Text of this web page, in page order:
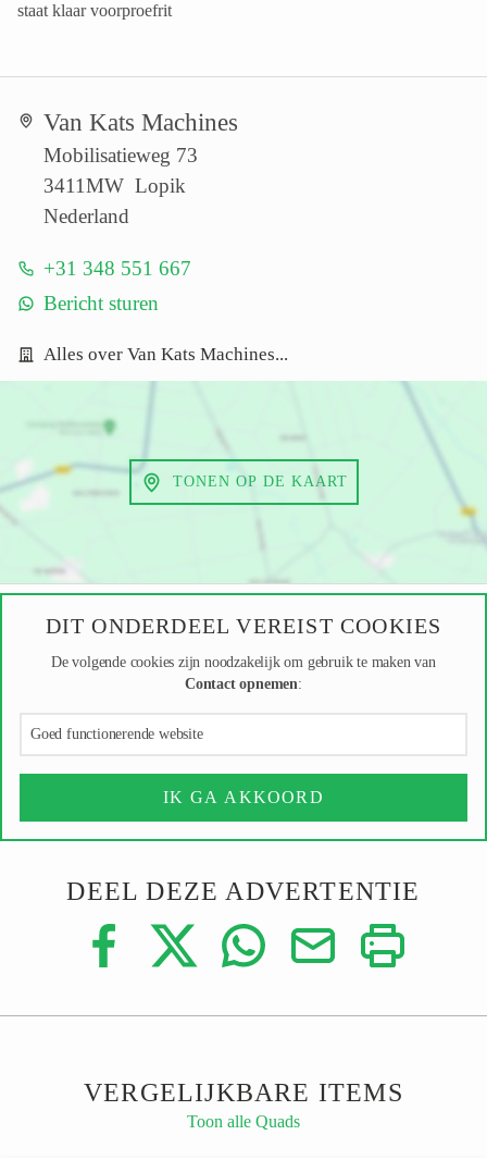
staat klaar voorproefrit
Van Kats Machines
Mobilisatieweg 73
3411MW Lopik
Nederland
+31 348 551 667
Bericht sturen
Alles over Van Kats Machines...
TONEN OP DE KAART
DIT ONDERDEEL VEREIST COOKIES
De volgende cookies zijn noodzakelijk om gebruik te maken van
Contact opnemen:
Goed functionerende website
IK GA AKKOORD
DEEL DEZE ADVERTENTIE
VERGELIJKBARE ITEMS
Toon alle Quads